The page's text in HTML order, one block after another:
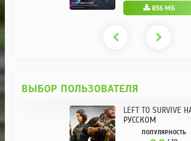
836 МБ
ВЫБОР ПОЛЬЗОВАТЕЛЯ
LEFT TO SURVIVE
РУССКОМ
ПОПУЛЯРНОСТЬ